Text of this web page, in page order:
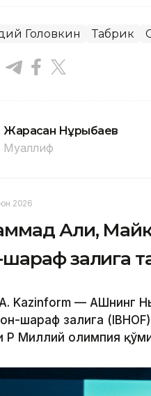
Головкин Табрик
Жарасқан Нұрыбаев
Муаллиф
2026
Али, Майк
залига
Kazinform — АҚШнинг
шараф залига
ҚР Миллий олимпия